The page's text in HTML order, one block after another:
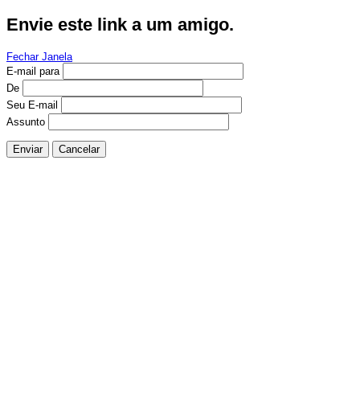
Envie este link a um amigo.
Fechar Janela
E-mail para
De
Seu E-mail
Assunto
Enviar Cancelar